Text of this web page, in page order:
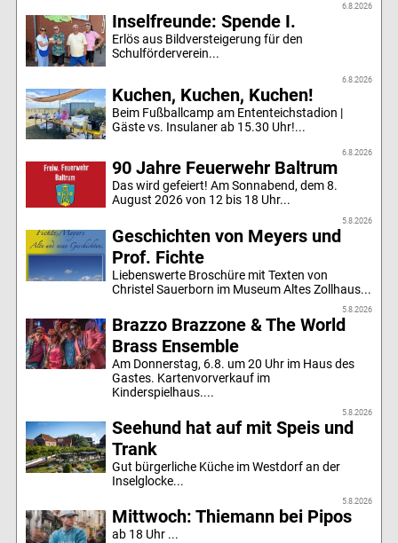
6.8.2026
Inselfreunde: Spende I.
Erlös aus Bildversteigerung für den
Schulförderverein...
6.8.2026
Kuchen, Kuchen, Kuchen!
Beim Fußballcamp am Ententeichstadion |
Gäste vs. Insulaner ab 15.30 Uhr!...
6.8.2026
90 Jahre Feuerwehr Baltrum
Das wird gefeiert! Am Sonnabend, dem 8.
August 2026 von 12 bis 18 Uhr...
5.8.2026
Geschichten von Meyers und
Prof. Fichte
Liebenswerte Broschüre mit Texten von
Christel Sauerborn im Museum Altes Zollhaus...
5.8.2026
Brazzo Brazzone & The World
Brass Ensemble
Am Donnerstag, 6.8. um 20 Uhr im Haus des
Gastes. Kartenvorverkauf im
Kinderspielhaus....
5.8.2026
Seehund hat auf mit Speis und
Trank
Gut bürgerliche Küche im Westdorf an der
Inselglocke...
5.8.2026
Mittwoch: Thiemann bei Pipos
ab 18 Uhr ...